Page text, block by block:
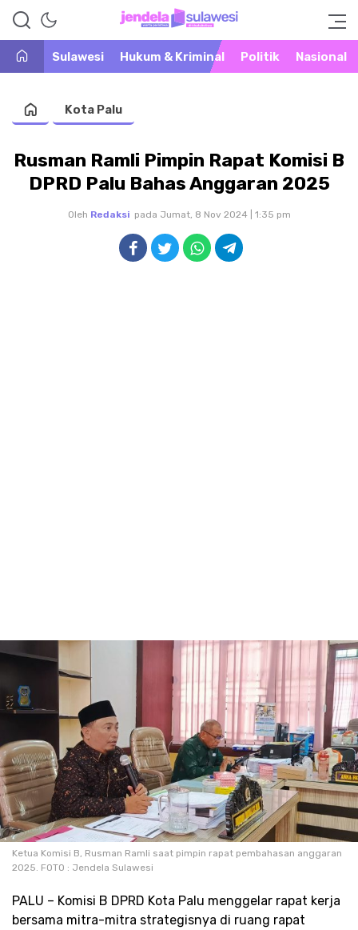
Jendela Sulawesi
Warta Peristiwa di Khatulistiwa
Sulawesi
Hukum & Kriminal Politik Nasional
Kota Palu
Rusman Ramli Pimpin Rapat Komisi B
DPRD Palu Bahas Anggaran 2025
Oleh Redaksi pada Jumat, 8 Nov 2024 | 1:35 pm
Ketua Komisi B, Rusman Ramli saat pimpin rapat pembahasan anggaran
2025. FOTO : Jendela Sulawesi
PALU – Komisi B DPRD Kota Palu menggelar rapat kerja
bersama mitra-mitra strategisnya di ruang rapat